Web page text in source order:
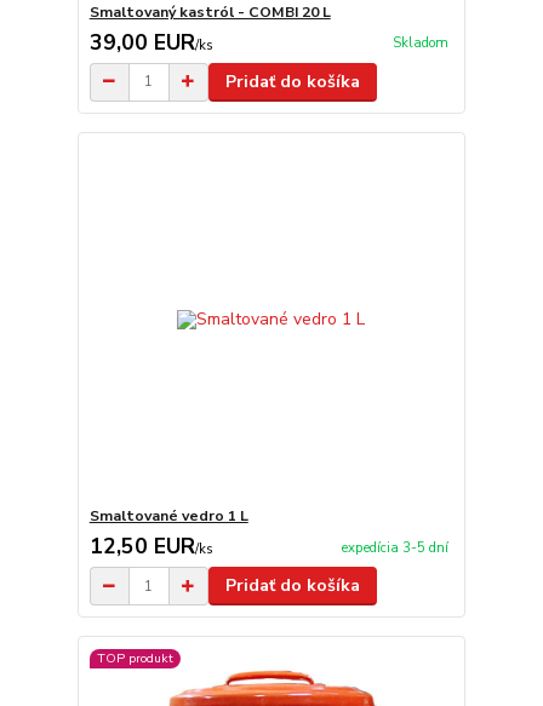
Smaltovaný kastról - COMBI 20 L
39,00 EUR/ks Skladom
Pridať do košíka
Smaltované vedro 1 L
12,50 EUR/ks expedícia 3-5 dní
Pridať do košíka
TOP produkt